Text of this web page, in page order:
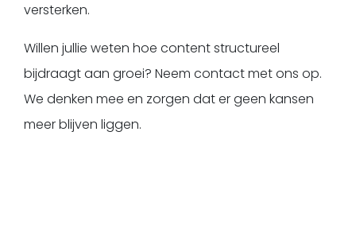
versterken.
Willen jullie weten hoe content structureel
bijdraagt aan groei? Neem contact met ons op.
We denken mee en zorgen dat er geen kansen
meer blijven liggen.